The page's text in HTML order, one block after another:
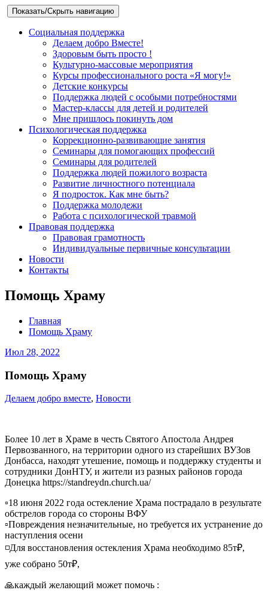
Показать/Скрыть навигацию
Социальная поддержка
Делаем добро Вместе!
Здоровым быть просто !
Культурно-массовые мероприятия
Курсы профессионального роста «Я могу!»
Детские конкурсы
Поддержка людей с особыми потребностями
Мастер-классы для детей и родителей
Мне пришлось покинуть дом
Психологическая поддержка
Коррекционно-развивающие занятия
Семинары для помогающих профессий
Семинары для родителей
Поддержка людей пожилого возраста
Развитие личностного потенциала
Я подросток. Как мне быть?
Поддержка молодежи
Работа с психологической травмой
Правовая поддержка
Правовая грамотность
Индивидуальные первичные консультации
Новости
Контакты
Помощь Храму
Главная
Помощь Храму
Июл 28, 2022
Помощь Храму
Делаем добро вместе, Новости
Более 10 лет в Храме в честь Святого Апостола Андрея
Первозванного, на территории одного из старейших ВУЗов
Донбасса, находят утешение, помощь и поддержку студенты и
сотрудники ДонНТУ, и жители из разных районов города
Донецка https://standreydn.church.ua/
▫️18 июня 2022 года остекление Храма пострадало в результате
обстрелов города со стороны ВФУ
▫️Повреждения незначительные, но требуется их устранение до
наступления осени
◽️Для восстановления остекления Храма необходимо 85т₽,
уже собрано 50т₽,
🙏каждый желающий может помочь :